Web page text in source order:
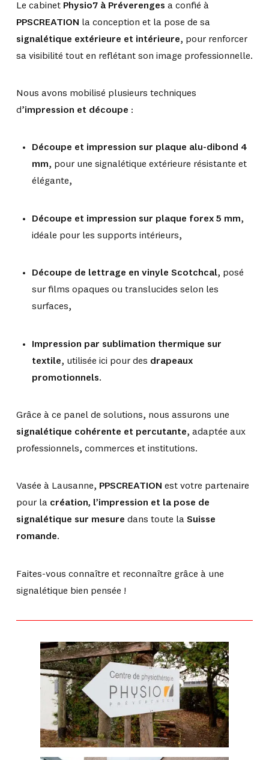
Le cabinet Physio7 à Préverenges a confié à
PPSCREATION la conception et la pose de sa
signalétique extérieure et intérieure, pour renforcer
sa visibilité tout en reflétant son image professionnelle.
Nous avons mobilisé plusieurs techniques
d’impression et découpe :
Découpe et impression sur plaque alu-dibond 4
mm, pour une signalétique extérieure résistante et
élégante,
Découpe et impression sur plaque forex 5 mm,
idéale pour les supports intérieurs,
Découpe de lettrage en vinyle Scotchcal, posé
sur films opaques ou translucides selon les
surfaces,
Impression par sublimation thermique sur
textile, utilisée ici pour des drapeaux
promotionnels.
Grâce à ce panel de solutions, nous assurons une
signalétique cohérente et percutante, adaptée aux
professionnels, commerces et institutions.
Vasée à Lausanne, PPSCREATION est votre partenaire
pour la création, l’impression et la pose de
signalétique sur mesure dans toute la Suisse
romande.
Faites-vous connaître et reconnaître grâce à une
signalétique bien pensée !